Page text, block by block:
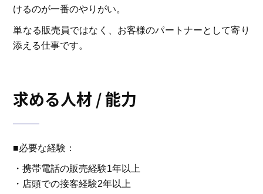
けるのが一番のやりがい。
単なる販売員ではなく、お客様のパートナーとして寄り
添える仕事です。
求める人材 / 能力
■必要な経験：
・携帯電話の販売経験1年以上
・店頭での接客経験2年以上